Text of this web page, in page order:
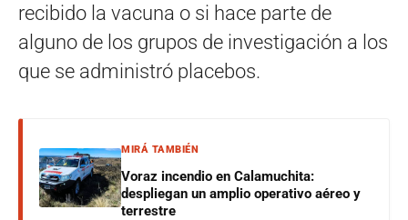
recibido la vacuna o si hace parte de
alguno de los grupos de investigación a los
que se administró placebos.
MIRÁ TAMBIÉN
Voraz incendio en Calamuchita:
despliegan un amplio operativo aéreo y
terrestre